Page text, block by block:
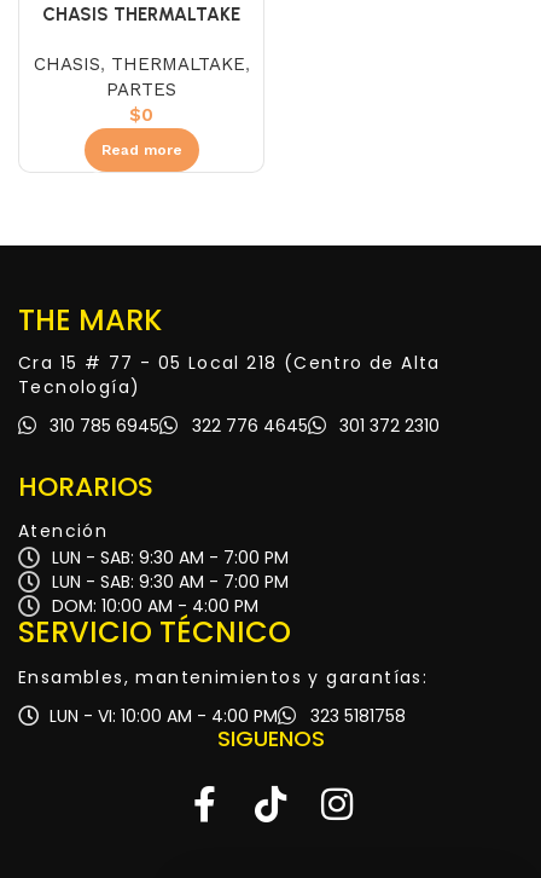
CHASIS THERMALTAKE
CHASIS, THERMALTAKE,
PARTES
$0
Read more
THE MARK
Cra 15 # 77 - 05 Local 218 (Centro de Alta
Tecnología)
310 785 6945
322 776 4645 301 372 2310
HORARIOS
Atención
LUN - SAB: 9:30 AM - 7:00 PM
LUN - SAB: 9:30 AM - 7:00 PM
DOM: 10:00 AM - 4:00 PM
SERVICIO TÉCNICO
Ensambles, mantenimientos y garantías:
LUN - VI: 10:00 AM - 4:00 PM
323 5181758
SIGUENOS